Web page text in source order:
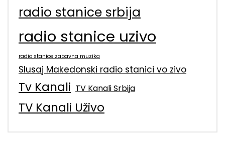
radio stanice srbija
radio stanice uzivo
radio stanice zabavna muzika
Slusaj Makedonski radio stanici vo zivo
Tv Kanali TV Kanali Srbija
TV Kanali Uživo